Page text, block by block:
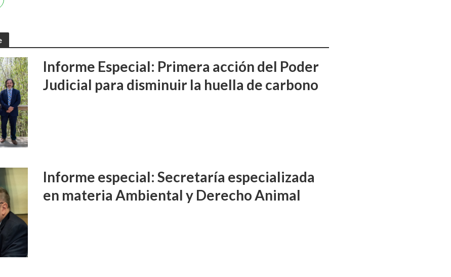
Informe Especial: Primera acción del Poder
Judicial para disminuir la huella de carbono
Informe especial: Secretaría especializada
en materia Ambiental y Derecho Animal